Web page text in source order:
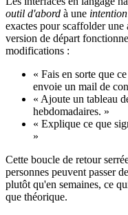
outil d'abord à une
exactes pour scaffolder une
version de départ
modifications :
« Fais en sorte que
envoie un mail de
« Ajoute un tableau
hebdomadaires. »
« Explique ce que
»
Cette boucle de retour
personnes peuvent passer
plutôt qu'en semaines, ce
que théorique.